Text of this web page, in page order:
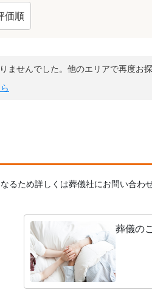
価順
ませんでした。他のエリアで再度お探
るため詳しくは葬儀社にお問い合わせ
葬儀の